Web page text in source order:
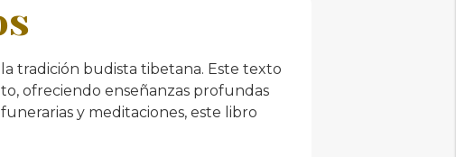
tradición budista tibetana. Este texto
ofreciendo enseñanzas profundas
y meditaciones, este libro